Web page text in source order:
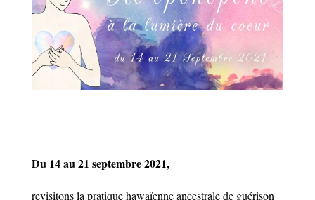
Du 14 au 21 septembre 2021,
revisitons la pratique hawaïenne ancestrale de guérison